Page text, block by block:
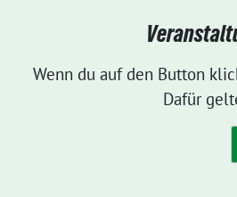
Wenn du auf den Button
Dafür